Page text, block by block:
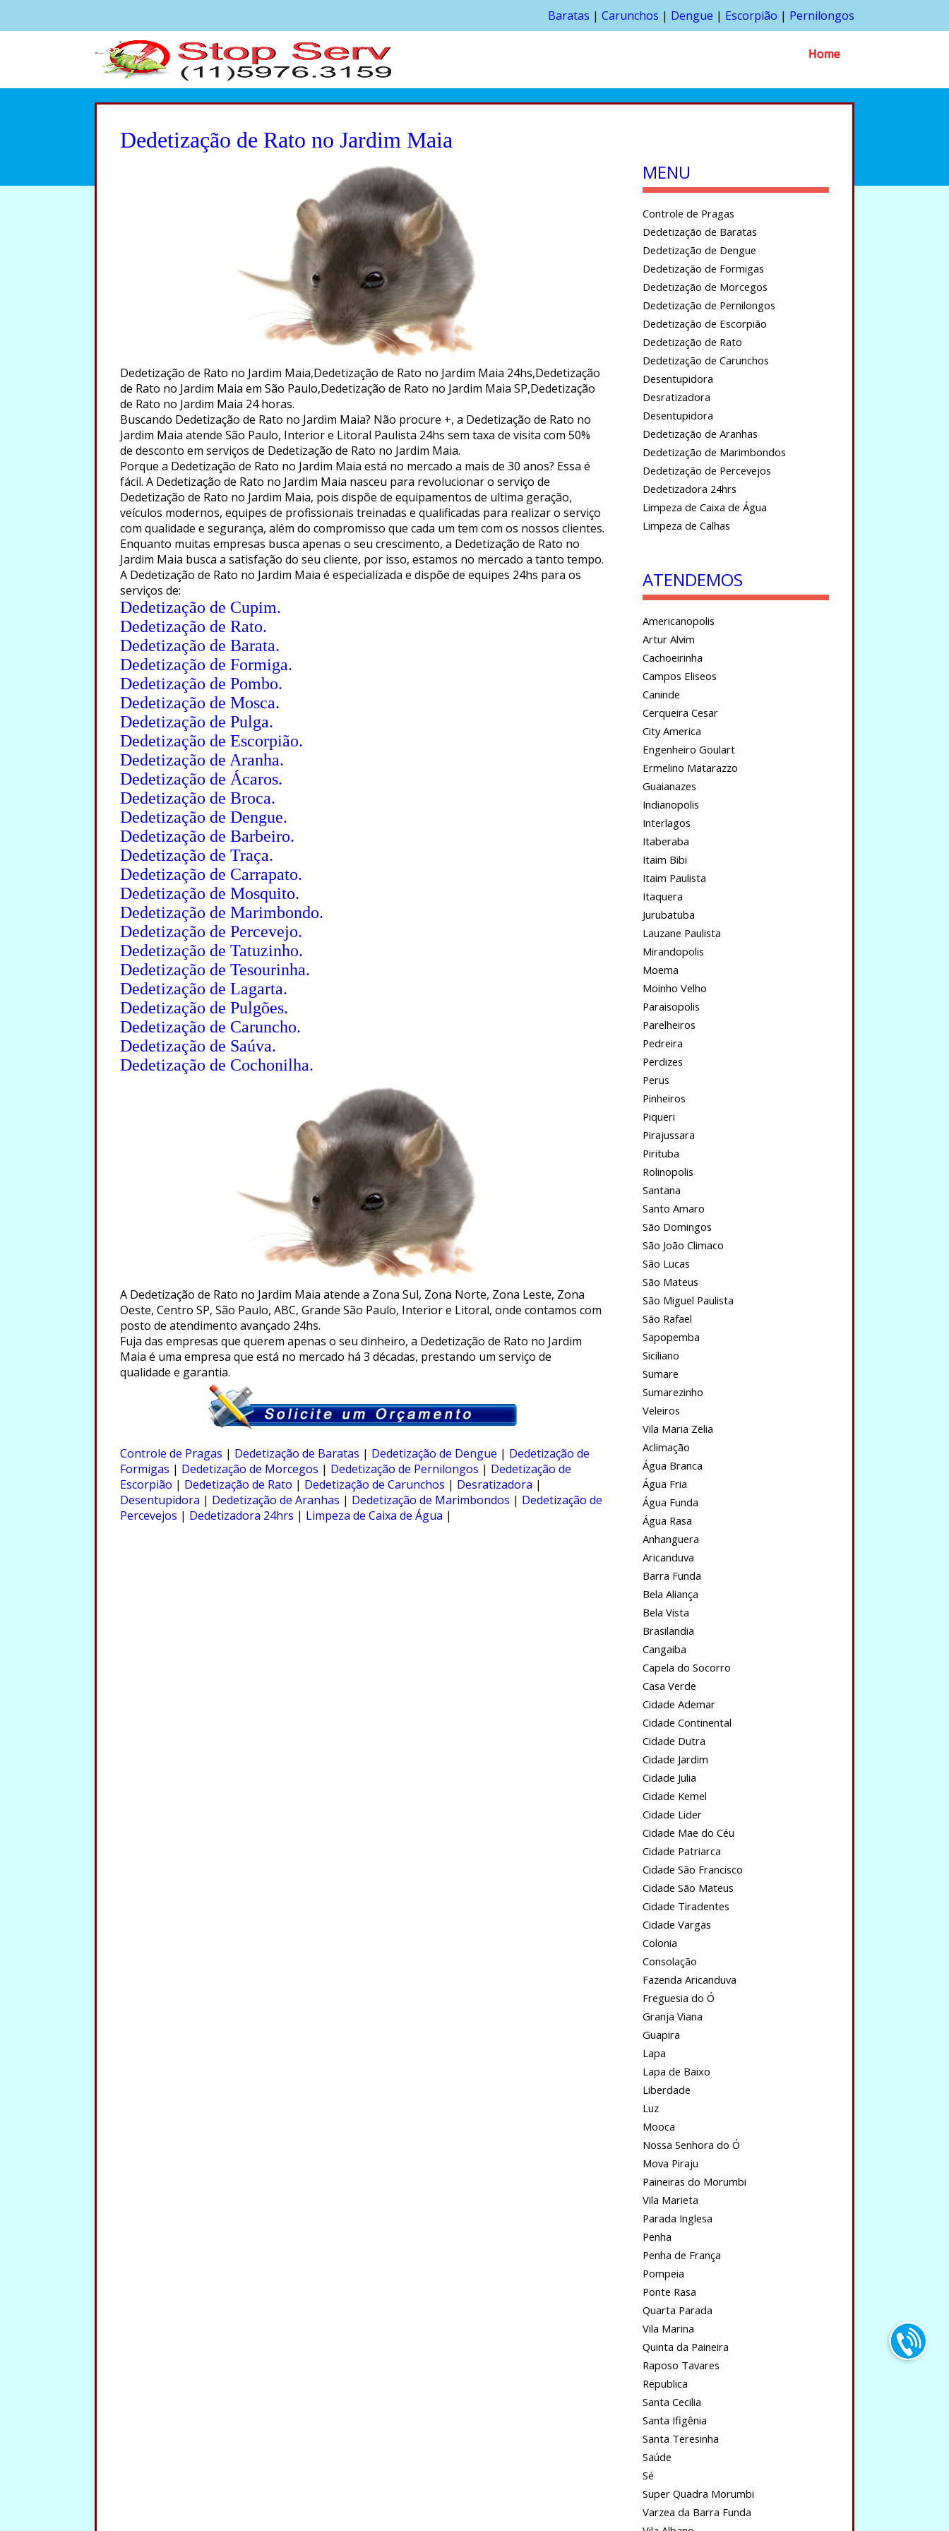
Baratas | Carunchos | Dengue | Escorpião | Pernilongos
Home
Dedetização de Rato no Jardim Maia
Dedetização de Rato no Jardim Maia,Dedetização de Rato no Jardim Maia 24hs,Dedetização
de Rato no Jardim Maia em São Paulo,Dedetização de Rato no Jardim Maia SP,Dedetização
de Rato no Jardim Maia 24 horas.
Buscando Dedetização de Rato no Jardim Maia? Não procure +, a Dedetização de Rato no
Jardim Maia atende São Paulo, Interior e Litoral Paulista 24hs sem taxa de visita com 50%
de desconto em serviços de Dedetização de Rato no Jardim Maia.
Porque a Dedetização de Rato no Jardim Maia está no mercado a mais de 30 anos? Essa é
fácil. A Dedetização de Rato no Jardim Maia nasceu para revolucionar o serviço de
Dedetização de Rato no Jardim Maia, pois dispõe de equipamentos de ultima geração,
veículos modernos, equipes de profissionais treinadas e qualificadas para realizar o serviço
com qualidade e segurança, além do compromisso que cada um tem com os nossos clientes.
Enquanto muitas empresas busca apenas o seu crescimento, a Dedetização de Rato no
Jardim Maia busca a satisfação do seu cliente, por isso, estamos no mercado a tanto tempo.
A Dedetização de Rato no Jardim Maia é especializada e dispõe de equipes 24hs para os
serviços de:
Dedetização de Cupim.
Dedetização de Rato.
Dedetização de Barata.
Dedetização de Formiga.
Dedetização de Pombo.
Dedetização de Mosca.
Dedetização de Pulga.
Dedetização de Escorpião.
Dedetização de Aranha.
Dedetização de Ácaros.
Dedetização de Broca.
Dedetização de Dengue.
Dedetização de Barbeiro.
Dedetização de Traça.
Dedetização de Carrapato.
Dedetização de Mosquito.
Dedetização de Marimbondo.
Dedetização de Percevejo.
Dedetização de Tatuzinho.
Dedetização de Tesourinha.
Dedetização de Lagarta.
Dedetização de Pulgões.
Dedetização de Caruncho.
Dedetização de Saúva.
Dedetização de Cochonilha.
A Dedetização de Rato no Jardim Maia atende a Zona Sul, Zona Norte, Zona Leste, Zona
Oeste, Centro SP, São Paulo, ABC, Grande São Paulo, Interior e Litoral, onde contamos com
posto de atendimento avançado 24hs.
Fuja das empresas que querem apenas o seu dinheiro, a Dedetização de Rato no Jardim
Maia é uma empresa que está no mercado há 3 décadas, prestando um serviço de
qualidade e garantia.
Controle de Pragas | Dedetização de Baratas | Dedetização de Dengue | Dedetização de
Formigas | Dedetização de Morcegos | Dedetização de Pernilongos | Dedetização de
Escorpião | Dedetização de Rato | Dedetização de Carunchos | Desratizadora |
Desentupidora | Dedetização de Aranhas | Dedetização de Marimbondos | Dedetização de
Percevejos | Dedetizadora 24hrs | Limpeza de Caixa de Água |
MENU
Controle de Pragas
Dedetização de Baratas
Dedetização de Dengue
Dedetização de Formigas
Dedetização de Morcegos
Dedetização de Pernilongos
Dedetização de Escorpião
Dedetização de Rato
Dedetização de Carunchos
Desentupidora
Desratizadora
Desentupidora
Dedetização de Aranhas
Dedetização de Marimbondos
Dedetização de Percevejos
Dedetizadora 24hrs
Limpeza de Caixa de Água
Limpeza de Calhas
ATENDEMOS
Americanopolis
Artur Alvim
Cachoeirinha
Campos Eliseos
Caninde
Cerqueira Cesar
City America
Engenheiro Goulart
Ermelino Matarazzo
Guaianazes
Indianopolis
Interlagos
Itaberaba
Itaim Bibi
Itaim Paulista
Itaquera
Jurubatuba
Lauzane Paulista
Mirandopolis
Moema
Moinho Velho
Paraisopolis
Parelheiros
Pedreira
Perdizes
Perus
Pinheiros
Piqueri
Pirajussara
Pirituba
Rolinopolis
Santana
Santo Amaro
São Domingos
São João Climaco
São Lucas
São Mateus
São Miguel Paulista
São Rafael
Sapopemba
Siciliano
Sumare
Sumarezinho
Veleiros
Vila Maria Zelia
Aclimação
Água Branca
Água Fria
Água Funda
Água Rasa
Anhanguera
Aricanduva
Barra Funda
Bela Aliança
Bela Vista
Brasilandia
Cangaiba
Capela do Socorro
Casa Verde
Cidade Ademar
Cidade Continental
Cidade Dutra
Cidade Jardim
Cidade Julia
Cidade Kemel
Cidade Lider
Cidade Mae do Céu
Cidade Patriarca
Cidade São Francisco
Cidade São Mateus
Cidade Tiradentes
Cidade Vargas
Colonia
Consolação
Fazenda Aricanduva
Freguesia do Ó
Granja Viana
Guapira
Lapa
Lapa de Baixo
Liberdade
Luz
Mooca
Nossa Senhora do Ó
Mova Piraju
Paineiras do Morumbi
Vila Marieta
Parada Inglesa
Penha
Penha de França
Pompeia
Ponte Rasa
Quarta Parada
Vila Marina
Quinta da Paineira
Raposo Tavares
Republica
Santa Cecilia
Santa Ifigênia
Santa Teresinha
Saúde
Sé
Super Quadra Morumbi
Varzea da Barra Funda